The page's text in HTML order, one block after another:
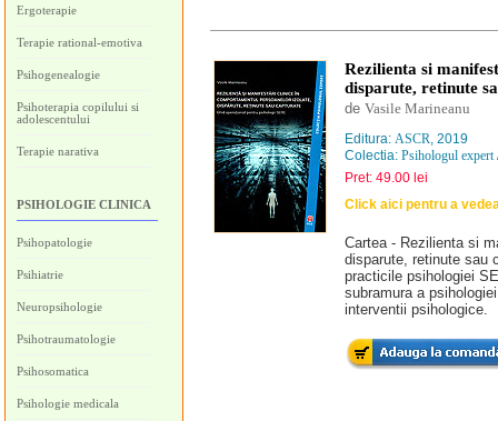
Ergoterapie
Terapie rational-emotiva
Psihogenealogie
Psihoterapia copilului si
adolescentului
Terapie narativa
PSIHOLOGIE CLINICA
Psihopatologie
Psihiatrie
Neuropsihologie
Psihotraumatologie
Psihosomatica
Psihologie medicala
Rezilienta si
disparute, retinute
de Vasile Marineanu
Editura: ASCR, 2019
Colectia: Psihologul expert
Pret: 49.00 lei
Click aici pentru a
Cartea - Rezilienta si
disparute, retinute sau
practicile psihologiei
subramura a
interventii psihologice.